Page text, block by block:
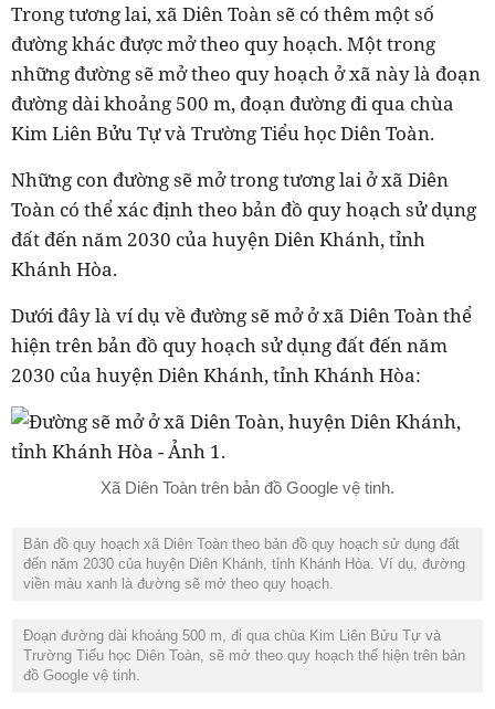
Trong tương lai, xã Diên Toàn sẽ có thêm một số
đường khác được mở theo quy hoạch. Một trong
những đường sẽ mở theo quy hoạch ở xã này là đoạn
đường dài khoảng 500 m, đoạn đường đi qua chùa
Kim Liên Bửu Tự và Trường Tiểu học Diên Toàn.
Những con đường sẽ mở trong tương lai ở xã Diên
Toàn có thể xác định theo bản đồ quy hoạch sử dụng
đất đến năm 2030 của huyện Diên Khánh, tỉnh
Khánh Hòa.
Dưới đây là ví dụ về đường sẽ mở ở xã Diên Toàn thể
hiện trên bản đồ quy hoạch sử dụng đất đến năm
2030 của huyện Diên Khánh, tỉnh Khánh Hòa:
Xã Diên Toàn trên bản đồ Google vệ tinh.
Bản đồ quy hoạch xã Diên Toàn theo bản đồ quy hoạch sử dụng đất
đến năm 2030 của huyện Diên Khánh, tỉnh Khánh Hòa. Ví dụ, đường
viền màu xanh là đường sẽ mở theo quy hoạch.
Đoạn đường dài khoảng 500 m, đi qua chùa Kim Liên Bửu Tự và
Trường Tiểu học Diên Toàn, sẽ mở theo quy hoạch thể hiện trên bản
đồ Google vệ tinh.